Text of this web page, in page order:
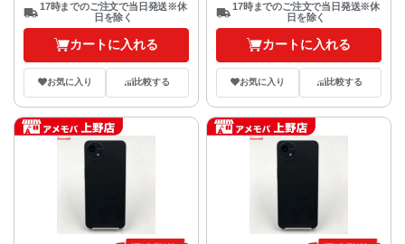
17時までのご注文で当日発送※休
日を除く
カートに入れる
お気に入り 比較する
17時までのご注文で当日発送※休
日を除く
カートに入れる
お気に入り 比較する